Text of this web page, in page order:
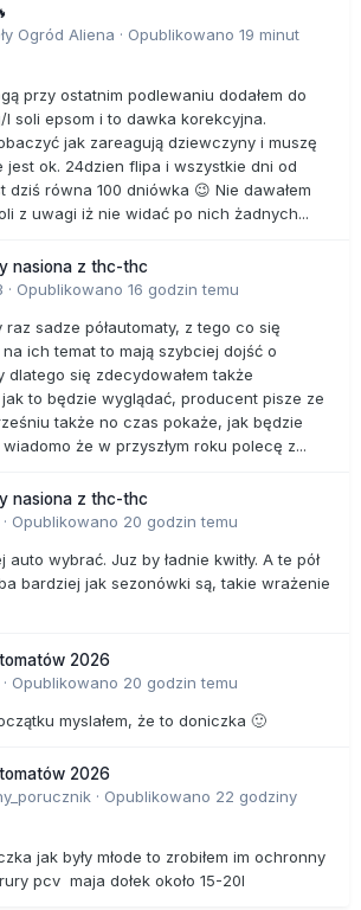
Ogród Aliena · Opublikowano 19 minut
przy ostatnim podlewaniu dodałem do
soli epsom i to dawka korekcyjna.
jak zareagują dziewczyny i muszę
jest ok. 24dzien flipa i wszystkie dni od
dziś równa 100 dniówka 😉 Nie dawałem
z uwagi iż nie widać po nich żadnych...
nasiona z thc-thc
· Opublikowano 16 godzin temu
sadze półautomaty, z tego co się
ich temat to mają szybciej dojść o
dlatego się zdecydowałem także
to będzie wyglądać, producent pisze ze
także no czas pokaże, jak będzie
wiadomo że w przyszłym roku polecę z...
nasiona z thc-thc
· Opublikowano 20 godzin temu
auto wybrać. Juz by ładnie kwitły. A te pół
bardziej jak sezonówki są, takie wrażenie
2026
· Opublikowano 20 godzin temu
myslałem, że to doniczka 🙂
2026
· Opublikowano 22 godziny
jak były młode to zrobiłem im ochronny
pcv maja dołek około 15-20l